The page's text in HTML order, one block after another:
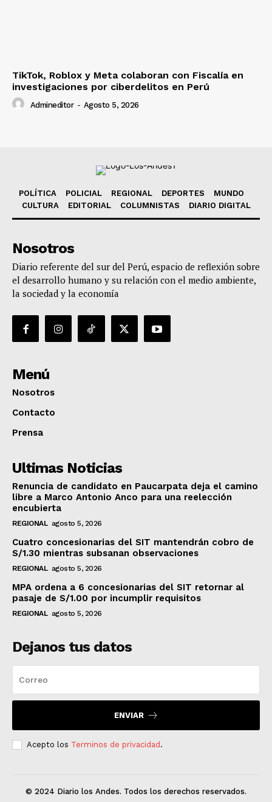
TikTok, Roblox y Meta colaboran con Fiscalía en
investigaciones por ciberdelitos en Perú
Admineditor - Agosto 5, 2026
POLÍTICA POLICIAL REGIONAL DEPORTES
MUNDO
CULTURA
EDITORIAL COLUMNISTAS DIARIO DIGITAL
Nosotros
Diario referente del sur del Perú, espacio de reflexión sobre
el desarrollo humano y su relación con el medio ambiente,
la sociedad y la economía
Menú
Nosotros
Contacto
Prensa
Ultimas Noticias
Renuncia de candidato en Paucarpata deja el camino
libre a Marco Antonio Anco para una reelección
encubierta
REGIONAL agosto 5, 2026
Cuatro concesionarias del SIT mantendrán cobro de
S/1.30 mientras subsanan observaciones
REGIONAL agosto 5, 2026
MPA ordena a 6 concesionarias del SIT retornar al
pasaje de S/1.00 por incumplir requisitos
REGIONAL agosto 5, 2026
Dejanos tus datos
ENVIAR
Acepto los Terminos de privacidad.
© 2024 Diario los Andes. Todos los derechos reservados.